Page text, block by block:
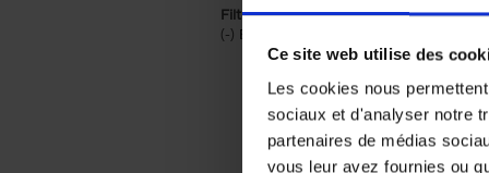
Ce site web utilise des
Les cookies nous
sociaux et d'analyser notre
partenaires de médias
vous leur avez fournies ou
Filtrer sur une catégorie racine
(-) Remove Économie & Management
Économie & Management